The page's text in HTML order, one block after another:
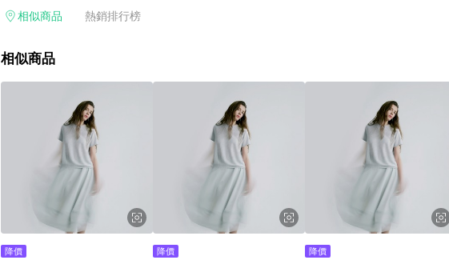
相似商品 熱銷排行榜
相似商品
降價 降價 降價